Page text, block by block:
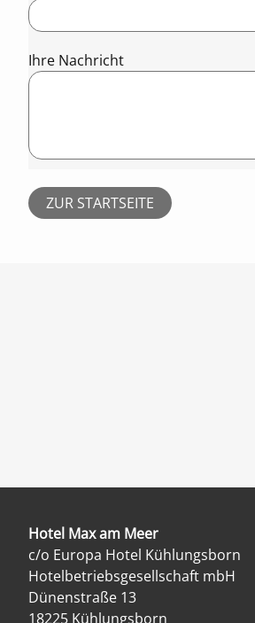
Ihre Nachricht
ZUR STARTSEITE
Hotel Max am Meer
c/o Europa Hotel Kühlungsborn
Hotelbetriebsgesellschaft mbH
Dünenstraße 13
18225 Kühlungsborn